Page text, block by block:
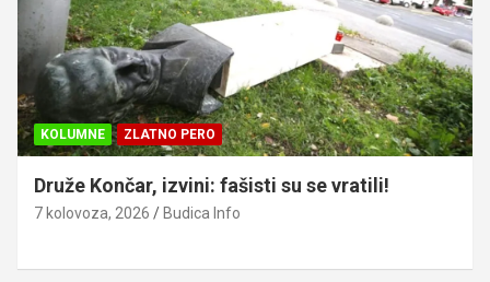
KOLUMNE ZLATNO PERO
Druže Končar, izvini: fašisti su se vratili!
7 kolovoza, 2026 Budica Info